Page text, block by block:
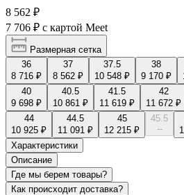
8 562 ₽
7 706 ₽ с картой Meet
Размерная сетка
36
8 716 ₽
37
8 562 ₽
37.5
10 548 ₽
38
9 170 ₽
40
9 698 ₽
40.5
10 861 ₽
41.5
11 619 ₽
42
11 672 ₽
44
10 925 ₽
44.5
11 091 ₽
45
12 215 ₽
45.5
--
Характеристики
Описание
Где мы берем товары?
Как происходит доставка?